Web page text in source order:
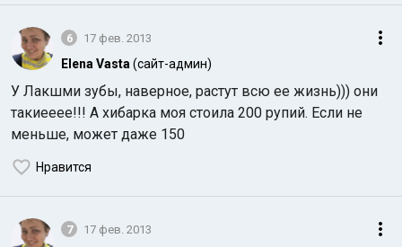
6 17 фев. 2013
Elena Vasta (сайт-админ)
У Лакшми зубы, наверное, растут всю ее жизнь))) они
такиееее!!! А хибарка моя стоила 200 рупий. Если не
меньше, может даже 150
Нравится
7 17 фев. 2013